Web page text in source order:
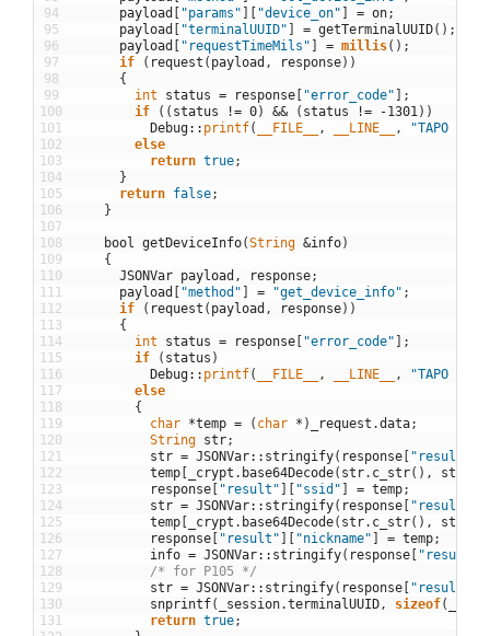
94
95
96
97
98
99
100
101
102
103
104
105
106
107
108
109
110
111
112
113
114
115
116
117
118
119
120
121
122
123
124
125
126
127
128
129
130
131
payload [ "params" ] [ "device_on" ] = on;
payload [ "terminalUUID" ] = getTerminalUUID( ) ;
payload [ "requestTimeMils" ] = millis( ) ;
if
( request ( payload , response) )
{
int
status = response [ "error_code" ] ;
if
( ( status != 0) && ( status != -1301 ) )
Debug:: printf( __FILE__ , __LINE__ ,
"TAPO
else
return true;
}
return false;
}
bool getDeviceInfo(String &info)
{
JSONVar payload , response;
payload [ "method" ] = "get_device_info" ;
if
( request ( payload , response) )
{
int
status = response [ "error_code" ] ;
if
( status )
Debug:: printf( __FILE__ , __LINE__ ,
"TAPO
else
{
char *temp = ( char * ) _request .data;
String str;
str = JSONVar:: stringify( response [ "result"
temp [ _crypt . base64Decode( str. c_str( ) , str
response [ "result" ] [ "ssid" ] = temp;
str = JSONVar:: stringify( response [ "result"
temp [ _crypt . base64Decode( str. c_str( ) , str
response [ "result" ] [ "nickname" ] = temp;
info = JSONVar:: stringify( response [ "result"
/* for P105 */
str = JSONVar:: stringify( response [ "result"
snprintf( _session.terminalUUID , sizeof(
return true;